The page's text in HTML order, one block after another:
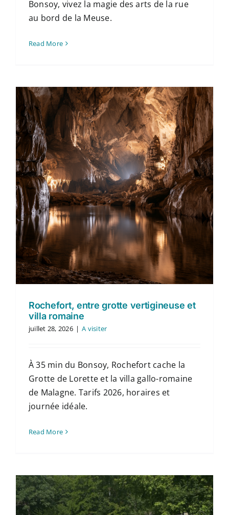
Bonsoy, vivez la magie des arts de la rue
au bord de la Meuse.
Read More
Rochefort, entre grotte vertigineuse et
villa romaine
juillet 28, 2026 | A visiter
À 35 min du Bonsoy, Rochefort cache la
Grotte de Lorette et la villa gallo-romaine
de Malagne. Tarifs 2026, horaires et
journée idéale.
Read More